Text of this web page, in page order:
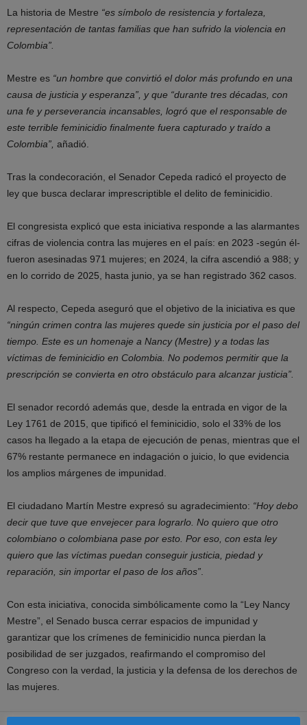
La historia de Mestre “es símbolo de resistencia y fortaleza,
representación de tantas familias que han sufrido la violencia en
Colombia”.
Mestre es “un hombre que convirtió el dolor más profundo en una
causa de justicia y esperanza”, y que “durante tres décadas, con
una fe y perseverancia incansables, logró que el responsable de
este terrible feminicidio finalmente fuera capturado y traído a
Colombia”, añadió.
Tras la condecoración, el Senador Cepeda radicó el proyecto de
ley que busca declarar imprescriptible el delito de feminicidio.
El congresista explicó que esta iniciativa responde a las alarmantes
cifras de violencia contra las mujeres en el país: en 2023 -según él-
fueron asesinadas 971 mujeres; en 2024, la cifra ascendió a 988; y
en lo corrido de 2025, hasta junio, ya se han registrado 362 casos.
Al respecto, Cepeda aseguró que el objetivo de la iniciativa es que
“ningún crimen contra las mujeres quede sin justicia por el paso del
tiempo. Este es un homenaje a Nancy (Mestre) y a todas las
víctimas de feminicidio en Colombia. No podemos permitir que la
prescripción se convierta en otro obstáculo para alcanzar justicia”.
El senador recordó además que, desde la entrada en vigor de la
Ley 1761 de 2015, que tipificó el feminicidio, solo el 33% de los
casos ha llegado a la etapa de ejecución de penas, mientras que el
67% restante permanece en indagación o juicio, lo que evidencia
los amplios márgenes de impunidad.
El ciudadano Martín Mestre expresó su agradecimiento: “Hoy debo
decir que tuve que envejecer para lograrlo. No quiero que otro
colombiano o colombiana pase por esto. Por eso, con esta ley
quiero que las víctimas puedan conseguir justicia, piedad y
reparación, sin importar el paso de los años”.
Con esta iniciativa, conocida simbólicamente como la “Ley Nancy
Mestre”, el Senado busca cerrar espacios de impunidad y
garantizar que los crímenes de feminicidio nunca pierdan la
posibilidad de ser juzgados, reafirmando el compromiso del
Congreso con la verdad, la justicia y la defensa de los derechos de
las mujeres.